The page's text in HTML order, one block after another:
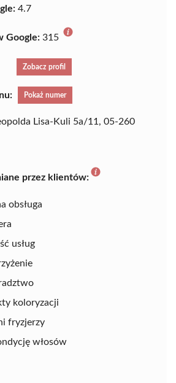
4.7
Google: 315
Zobacz profil
Pokaż numer
Lisa-Kuli 5a/11, 05-260
przez klientów:
obsługa
usług
koloryzacji
fryzjerzy
włosów